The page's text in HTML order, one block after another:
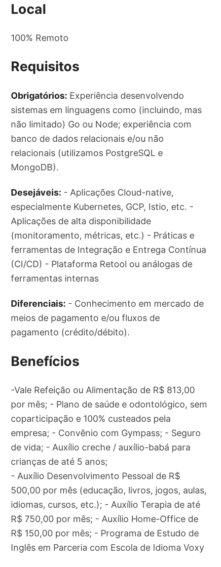
Local
100% Remoto
Requisitos
Obrigatórios: Experiência desenvolvendo
sistemas em linguagens como (incluindo, mas
não limitado) Go ou Node; experiência com
banco de dados relacionais e/ou não
relacionais (utilizamos PostgreSQL e
MongoDB).
Desejáveis: - Aplicações Cloud-native,
especialmente Kubernetes, GCP, Istio, etc. -
Aplicações de alta disponibilidade
(monitoramento, métricas, etc.) - Práticas e
ferramentas de Integração e Entrega Contínua
(CI/CD) - Plataforma Retool ou análogas de
ferramentas internas
Diferenciais: - Conhecimento em mercado de
meios de pagamento e/ou fluxos de
pagamento (crédito/débito).
Benefícios
-Vale Refeição ou Alimentação de R$ 813,00
por mês; - Plano de saúde e odontológico, sem
coparticipação e 100% custeados pela
empresa; - Convênio com Gympass; - Seguro
de vida; - Auxílio creche / auxílio-babá para
crianças de até 5 anos;
- Auxílio Desenvolvimento Pessoal de R$
500,00 por mês (educação, livros, jogos, aulas,
idiomas, cursos, etc.); - Auxílio Terapia de até
R$ 750,00 por mês; - Auxílio Home-Office de
R$ 150,00 por mês; - Programa de Estudo de
Inglês em Parceria com Escola de Idioma Voxy